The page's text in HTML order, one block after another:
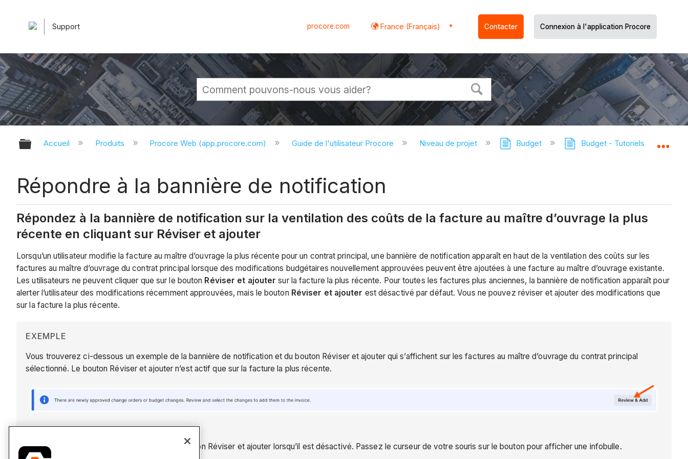
Support procore.com France (Français) Contacter Connexion à l'application Procore
Développer/réduire la hiérarchie globale
Accueil Produits Procore Web (app.procore.com) Guide de l'utilisateur Procore Niveau de projet Budget Budget - Tutoriels À
Répondre à la bannière de notification
Répondez à la bannière de notification sur la ventilation des coûts de la facture au maître d’ouvrage la plus
récente en cliquant sur Réviser et ajouter
Lorsqu’un utilisateur modifie la facture au maître d’ouvrage la plus récente pour un contrat principal, une bannière de notification apparaît en haut de la ventilation des coûts sur les
factures au maître d’ouvrage du contrat principal lorsque des modifications budgétaires nouvellement approuvées peuvent être ajoutées à une facture au maître d’ouvrage existante.
Les utilisateurs ne peuvent cliquer que sur le bouton Réviser et ajouter sur la facture la plus récente. Pour toutes les factures plus anciennes, la bannière de notification apparaît pour
alerter l’utilisateur des modifications récemment approuvées, mais le bouton Réviser et ajouter est désactivé par défaut. Vous ne pouvez réviser et ajouter des modifications que
sur la facture la plus récente.
EXEMPLE
Vous trouverez ci-dessous un exemple de la bannière de notification et du bouton Réviser et ajouter qui s’affichent sur les factures au maître d’ouvrage du contrat principal
sélectionné. Le bouton Réviser et ajouter n’est actif que sur la facture la plus récente.
Vous trouverez ci-dessous un exemple du bouton Réviser et ajouter lorsqu’il est désactivé. Passez le curseur de votre souris sur le bouton pour afficher une infobulle.